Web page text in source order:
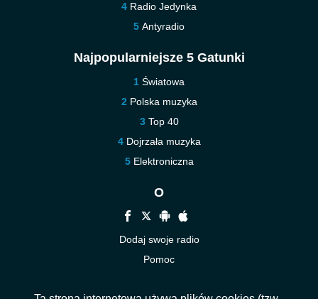
Radio Jedynka
Antyradio
Najpopularniejsze 5 Gatunki
Światowa
Polska muzyka
Top 40
Dojrzała muzyka
Elektroniczna
O
Dodaj swoje radio
Pomoc